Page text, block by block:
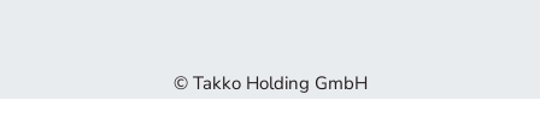
© Takko Holding GmbH